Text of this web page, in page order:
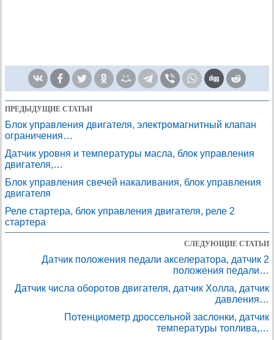
ПРЕДЫДУЩИЕ СТАТЬИ
Блок управления двигателя, электромагнитный клапан
ограничения…
Датчик уровня и температуры масла, блок управления
двигателя,…
Блок управления свечей накаливания, блок управления
двигателя
Реле стартера, блок управления двигателя, реле 2
стартера
СЛЕДУЮЩИЕ СТАТЬИ
Датчик положения педали акселератора, датчик 2
положения педали…
Датчик числа оборотов двигателя, датчик Холла, датчик
давления…
Потенциометр дроссельной заслонки, датчик
температуры топлива,…